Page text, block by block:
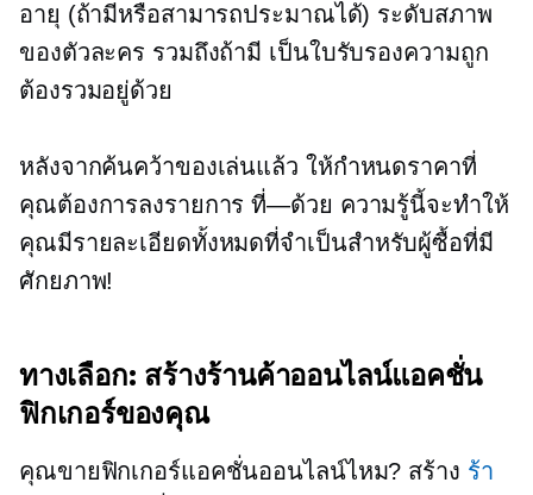
อายุ (ถ้ามีหรือสามารถประมาณได้) ระดับสภาพ
ของตัวละคร รวมถึงถ้ามี เป็นใบรับรองความถูก
ต้องรวมอยู่ด้วย
หลังจากค้นคว้าของเล่นแล้ว ให้กำหนดราคาที่
คุณต้องการลงรายการที่—ด้วย ความรู้นี้จะทำให้
คุณมีรายละเอียดทั้งหมดที่จำเป็นสำหรับผู้ซื้อที่มี
ศักยภาพ!
ทางเลือก: สร้างร้านค้าออนไลน์แอคชั่น
ฟิกเกอร์ของคุณ
คุณขายฟิกเกอร์แอคชั่นออนไลน์ไหม? สร้าง ร้า